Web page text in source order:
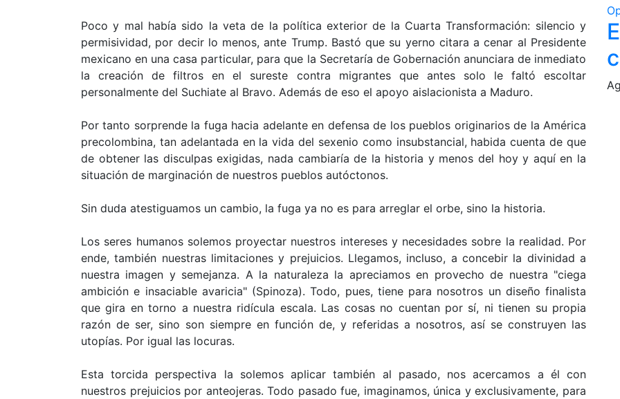
Poco y mal había sido la veta de la política exterior de la Cuarta Transformación: silencio y
permisividad, por decir lo menos, ante Trump. Bastó que su yerno citara a cenar al Presidente
mexicano en una casa particular, para que la Secretaría de Gobernación anunciara de inmediato
la creación de filtros en el sureste contra migrantes que antes solo le faltó escoltar
personalmente del Suchiate al Bravo. Además de eso el apoyo aislacionista a Maduro.
Por tanto sorprende la fuga hacia adelante en defensa de los pueblos originarios de la América
precolombina, tan adelantada en la vida del sexenio como insubstancial, habida cuenta de que
de obtener las disculpas exigidas, nada cambiaría de la historia y menos del hoy y aquí en la
situación de marginación de nuestros pueblos autóctonos.
Sin duda atestiguamos un cambio, la fuga ya no es para arreglar el orbe, sino la historia.
Los seres humanos solemos proyectar nuestros intereses y necesidades sobre la realidad. Por
ende, también nuestras limitaciones y prejuicios. Llegamos, incluso, a concebir la divinidad a
nuestra imagen y semejanza. A la naturaleza la apreciamos en provecho de nuestra "ciega
ambición e insaciable avaricia" (Spinoza). Todo, pues, tiene para nosotros un diseño finalista
que gira en torno a nuestra ridícula escala. Las cosas no cuentan por sí, ni tienen su propia
razón de ser, sino son siempre en función de, y referidas a nosotros, así se construyen las
utopías. Por igual las locuras.
Esta torcida perspectiva la solemos aplicar también al pasado, nos acercamos a él con
nuestros prejuicios por anteojeras. Todo pasado fue, imaginamos, única y exclusivamente, para